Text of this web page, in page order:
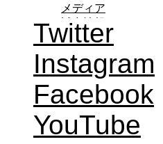
メディア
試合情報
グッズ
普及・育成
ホームタウン
コラム
その他
TEAM
2026/27トップチーム
Twitter
Instagram
Facebook
YouTube